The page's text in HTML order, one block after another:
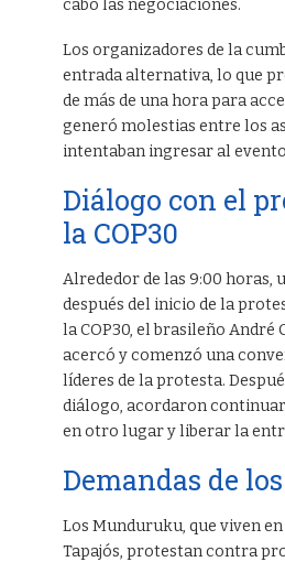
cabo las negociaciones.
Los organizadores de la
entrada alternativa, lo que
de más de una hora para
generó molestias entre los
intentaban ingresar al
Diálogo con el
la COP30
Alrededor de las 9:00 horas,
después del inicio de la
la COP30, el brasileño André
acercó y comenzó una
líderes de la protesta.
diálogo, acordaron
en otro lugar y liberar la
Demandas de
Los Munduruku, que viven
Tapajós, protestan contra